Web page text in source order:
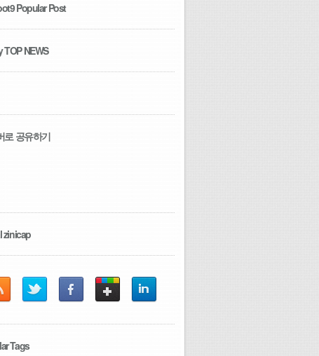
Popular Post
TOP NEWS
로 공유하기
zinicap
Tags